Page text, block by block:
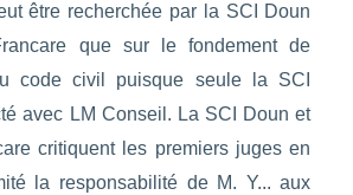
être recherchée par la SCI Doun
que sur le fondement de
code civil puisque seule la SCI
avec LM Conseil. La SCI Doun et
critiquent les premiers juges en
la responsabilité de M. Y... aux